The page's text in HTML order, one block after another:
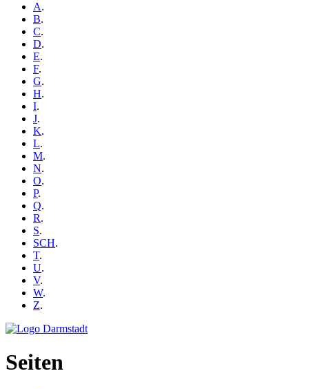
A.
B.
C.
D.
E.
F.
G.
H.
I.
J.
K.
L.
M.
N.
O.
P.
Q.
R.
S.
SCH.
T.
U.
V.
W.
Z.
Seiten